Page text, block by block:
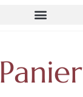
Panier